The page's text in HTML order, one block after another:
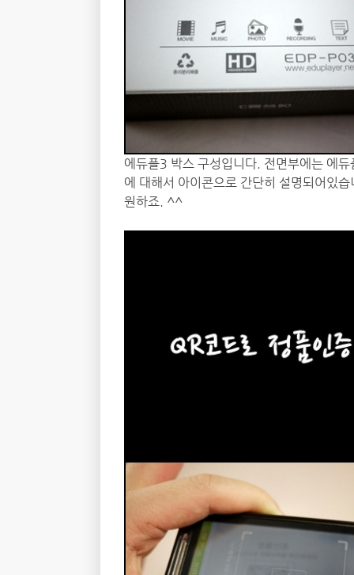
에듀플3 박스 구성입니다. 전면부에는 에
에 대해서 아이콘으로 간단히 설명되어있
원하죠. ^^